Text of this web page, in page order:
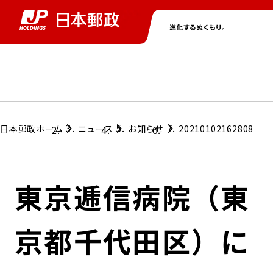
グループ情報トップ
コンプライアンス
ガバナンス
株主・投資家情報トップ
個人投資家のみなさまへ
株式情報
ニューストップ
サステナビリティトップ
担当役員メッセージ
サステナビリティマネジメント
採用情報トップ
日本郵政ホーム ニュース お知らせ 20210102162808
東京逓信病院（東
京都千代田区）に